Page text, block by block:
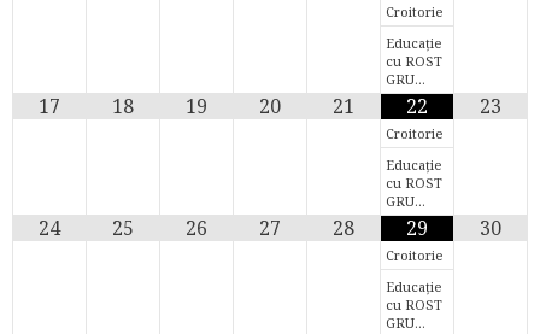
Croitorie
Educație
cu ROST
GRU…
17 18 19 20 21 22
Croitorie
Educație
cu ROST
GRU…
23
24 25 26 27 28 29
Croitorie
Educație
cu ROST
GRU…
30